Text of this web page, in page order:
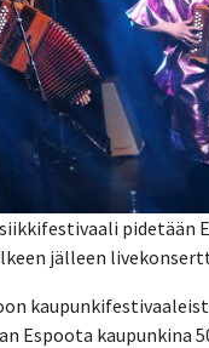
pidetään
jälleen
Espoota kaupunkina